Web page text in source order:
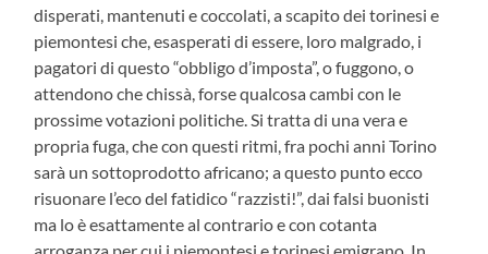
disperati, mantenuti e coccolati, a scapito dei torinesi e
piemontesi che, esasperati di essere, loro malgrado, i
pagatori di questo “obbligo d’imposta”, o fuggono, o
attendono che chissà, forse qualcosa cambi con le
prossime votazioni politiche. Si tratta di una vera e
propria fuga, che con questi ritmi, fra pochi anni Torino
sarà un sottoprodotto africano; a questo punto ecco
risuonare l’eco del fatidico “razzisti!”, dai falsi buonisti
ma lo è esattamente al contrario e con cotanta
arroganza per cui i piemontesi e torinesi emigrano. In